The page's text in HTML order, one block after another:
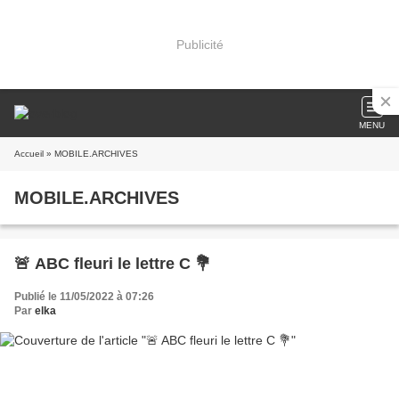
Publicité
MENU
Accueil » MOBILE.ARCHIVES
MOBILE.ARCHIVES
🚨 ABC fleuri le lettre C 💐
Publié le 11/05/2022 à 07:26
Par elka